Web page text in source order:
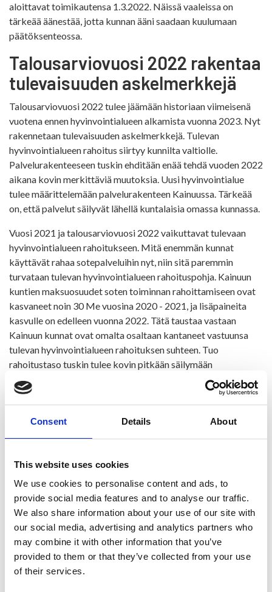
Consent Details About
This website uses cookies
We use cookies to personalise content and ads, to
provide social media features and to analyse our traffic.
We also share information about your use of our site with
our social media, advertising and analytics partners who
may combine it with other information that you’ve
provided to them or that they’ve collected from your use
of their services.
aloittavat toimikautensa 1.3.2022. Näissä vaaleissa on
tärkeää äänestää, jotta kunnan ääni saadaan kuulumaan
päätöksenteossa.
Talousarviovuosi 2022 rakentaa
tulevaisuuden askelmerkkejä
Talousarviovuosi 2022 tulee jäämään historiaan viimeisenä
vuotena ennen hyvinvointialueen alkamista vuonna 2023. Nyt
rakennetaan tulevaisuuden askelmerkkejä. Tulevan
hyvinvointialueen rahoitus siirtyy kunnilta valtiolle.
Palvelurakenteeseen tuskin ehditään enää tehdä vuoden 2022
aikana kovin merkittäviä muutoksia. Uusi hyvinvointialue
tulee määrittelemään palvelurakenteen Kainuussa. Tärkeää
on, että palvelut säilyvät lähellä kuntalaisia omassa kunnassa.
Vuosi 2021 ja talousarviovuosi 2022 vaikuttavat tulevaan
hyvinvointialueen rahoitukseen. Mitä enemmän kunnat
käyttävät rahaa sotepalveluihin nyt, niin sitä paremmin
turvataan tulevan hyvinvointialueen rahoituspohja. Kainuun
kuntien maksuosuudet soten toiminnan rahoittamiseen ovat
kasvaneet noin 30 Me vuosina 2020 - 2021, ja lisäpaineita
kasvulle on edelleen vuonna 2022. Tätä taustaa vastaan
Kainuun kunnat ovat omalta osaltaan kantaneet vastuunsa
tulevan hyvinvointialueen rahoituksen suhteen. Tuo
rahoitustaso tuskin tulee kovin pitkään säilymään
hyvinvointialueella.
Hyvinvointialueen rahoituksen turvaamisella kuntien
maksuosuuksia kasvattamalla on myös kääntöpuolensa.
ovat kasvaneet jo useana peräkkäisenä vuotena. Tälle
ensi vuodelle vähintäänkin saman suuruinen lisäys. Tällä
hetkellä kunnan kaikista menoista yli 60 % on sotemenoja.
Kunta voi vaikuttaa omalla toiminnalla vain noin kolmen
miljoonan euron menoihin. Sotemenojen kasvun suuruisia
säästöjä on mahdotonta löytää. Kunnan on hoidettava myös
muut lakisääteiset tehtävät.